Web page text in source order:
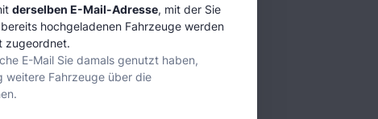
Ladepunkte in Ihrem persönlichen Account.
derselben E-Mail-Adresse, mit der Sie
hochgeladenen Fahrzeuge werden
zugeordnet.
E-Mail Sie damals genutzt haben,
weitere Fahrzeuge über die